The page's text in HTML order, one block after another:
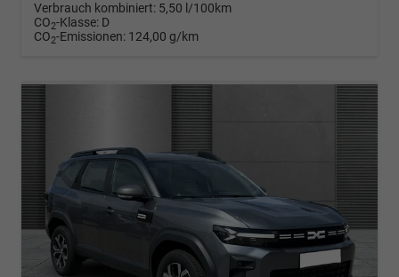
Verbrauch kombiniert: 5,50 l/100km
CO2-Klasse: D
CO2-Emissionen: 124,00 g/km